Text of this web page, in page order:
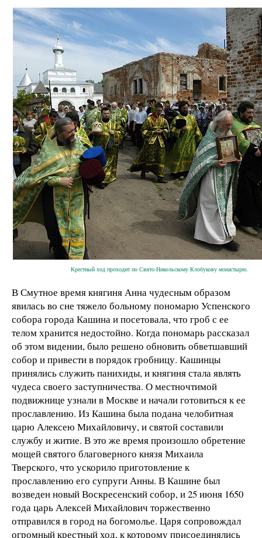
Крестный ход проходит по Свято-Никольскому Клобукову монастырю.
В Смутное время княгиня Анна чудесным образом
явилась во сне тяжело больному пономарю Успенского
собора города Кашина и посетовала, что гроб с ее
телом хранится недостойно. Когда пономарь рассказал
об этом видении, было решено обновить обветшавший
собор и привести в порядок гробницу. Кашинцы
принялись служить панихиды, и княгиня стала являть
чудеса своего заступничества. О местночтимой
подвижнице узнали в Москве и начали готовиться к ее
прославлению. Из Кашина была подана челобитная
царю Алексею Михайловичу, и святой составили
службу и житие. В это же время произошло обретение
мощей святого благоверного князя Михаила
Тверского, что ускорило приготовление к
прославлению его супруги Анны. В Кашине был
возведен новый Воскресенский собор, и 25 июня 1650
года царь Алексей Михайлович торжественно
отправился в город на богомолье. Царя сопровождал
огромный крестный ход, к которому присоединялись